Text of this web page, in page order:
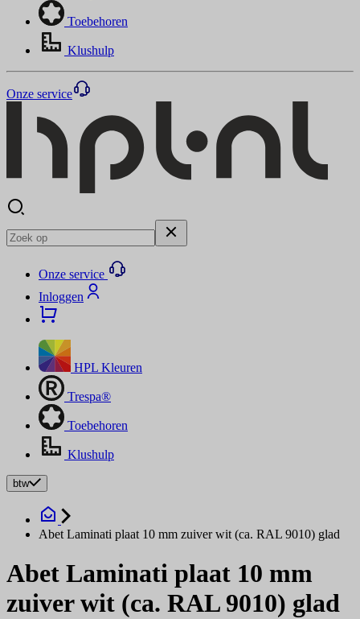
Toebehoren
Klushulp
Onze service
Onze service
Inloggen
HPL Kleuren
Trespa®
Toebehoren
Klushulp
btw
Abet Laminati plaat 10 mm zuiver wit (ca. RAL 9010) glad
Abet Laminati plaat 10 mm
zuiver wit (ca. RAL 9010) glad